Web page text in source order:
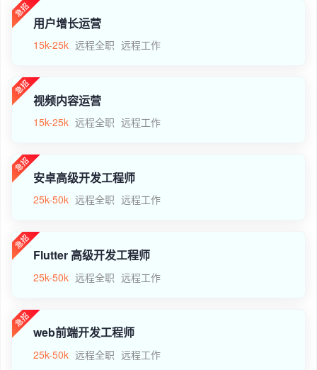
用户增长运营
15k-25k 远程全职 远程工作
视频内容运营
15k-25k 远程全职 远程工作
安卓高级开发工程师
25k-50k 远程全职 远程工作
Flutter 高级开发工程师
25k-50k 远程全职 远程工作
web前端开发工程师
25k-50k 远程全职 远程工作